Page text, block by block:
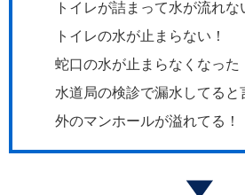
トイレが詰まって水が流れな
トイレの水が止まらない！
蛇口の水が止まらなくなった
水道局の検診で漏水してると
外のマンホールが溢れてる！